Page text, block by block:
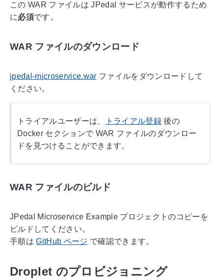
この WAR ファイルは JPedal サービスが動作するため
に必須です。
WAR ファイルのダウンロード
jpedal-microservice.war ファイルをダウンロードして
ください。
トライアルユーザーは、 トライアル登録後の
Docker セクションで WAR ファイルのダウンロー
ドを見つけることができます。
WAR ファイルのビルド
JPedal Microservice Example プロジェクトのコピーを
ビルドしてください。
手順はGitHub ページ で確認できます。
Droplet のプロビジョニング